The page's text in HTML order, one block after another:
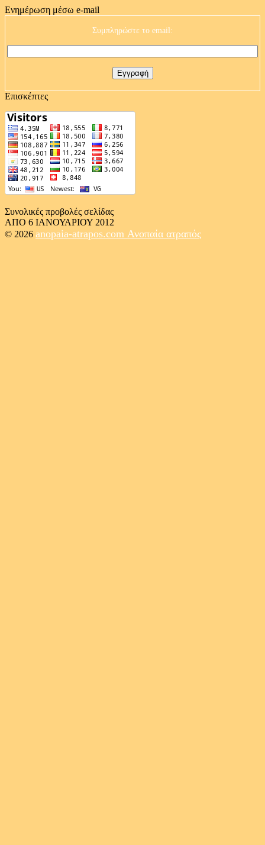
Ενημέρωση μέσω e-mail
Συμπληρώστε το email:
Επισκέπτες
Συνολικές προβολές σελίδας
ΑΠΟ 6 ΙΑΝΟΥΑΡΙΟΥ 2012
© 2026 anopaia-atrapos.com Ανοπαία ατραπός